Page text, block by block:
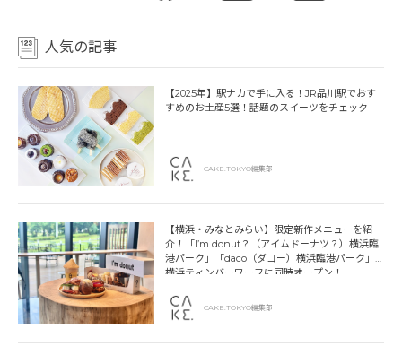
人気の記事
【2025年】駅ナカで手に入る！JR品川駅でおす
すめのお土産5選！話題のスイーツをチェック
CAKE.TOKYO編集部
【横浜・みなとみらい】限定新作メニューを紹
介！「I’m donut？（アイムドーナツ？）横浜臨
港パーク」「dacō（ダコー）横浜臨港パーク」
横浜ティンバーワーフに同時オープン！
CAKE.TOKYO編集部